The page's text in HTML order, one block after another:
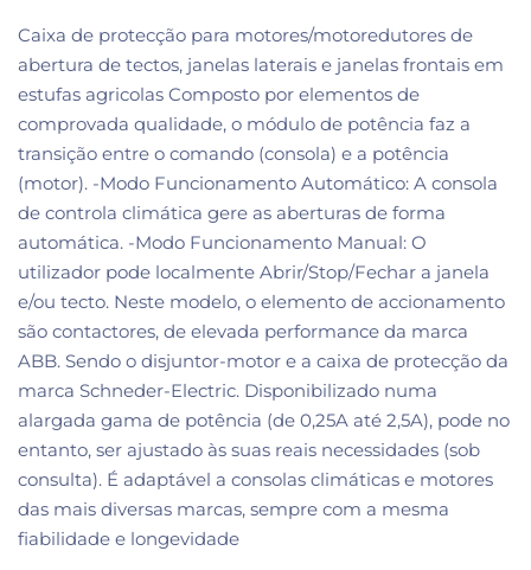
Caixa de protecção para motores/motoredutores de
abertura de tectos, janelas laterais e janelas frontais em
estufas agricolas Composto por elementos de
comprovada qualidade, o módulo de potência faz a
transição entre o comando (consola) e a potência
(motor). -Modo Funcionamento Automático: A consola
de controla climática gere as aberturas de forma
automática. -Modo Funcionamento Manual: O
utilizador pode localmente Abrir/Stop/Fechar a janela
e/ou tecto. Neste modelo, o elemento de accionamento
são contactores, de elevada performance da marca
ABB. Sendo o disjuntor-motor e a caixa de protecção da
marca Schneder-Electric. Disponibilizado numa
alargada gama de potência (de 0,25A até 2,5A), pode no
entanto, ser ajustado às suas reais necessidades (sob
consulta). É adaptável a consolas climáticas e motores
das mais diversas marcas, sempre com a mesma
fiabilidade e longevidade